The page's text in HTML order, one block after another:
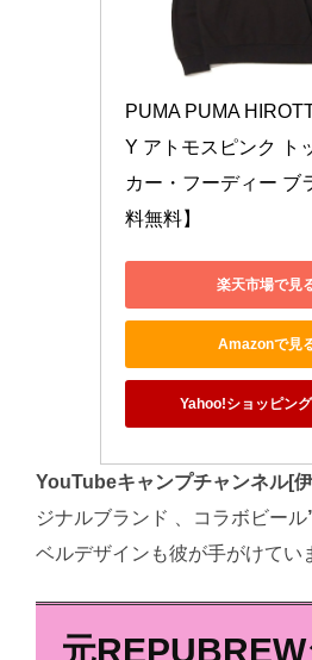
PUMA PUMA
Y アトモスピンク ト
カー・フーディー ブ
料無料】
楽天市場で見
Amazonで見
Yahoo!ショッピン
YouTubeキャンプチャンネル[
ジナルブランド 、コラボビール
ベルデザインも彼が手がけてい
元